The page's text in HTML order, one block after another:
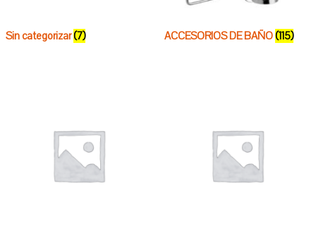
Sin categorizar(7) ACCESORIOS DE BAÑO(115)